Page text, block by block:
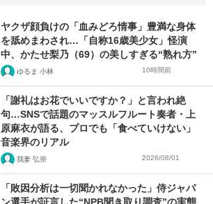
ヤクザ顔負けの「血みどろ情事」豊満な身体
を舐めまわされ…「自称16歳美少女」怪演
中、かたせ梨乃（69）の美しすぎる“熟れ方”
ゆるま 小林 10時間前
「謝礼はお花でいいですか？」と言われ絶
句…SNSで話題のマッスルフルート奏者・上
原麻衣が語る、プロでも「食べていけない」
音楽界のリアル
我妻 弘崇 2026/08/01
「敗因分析は一切聞かれなかった」侍ジャパ